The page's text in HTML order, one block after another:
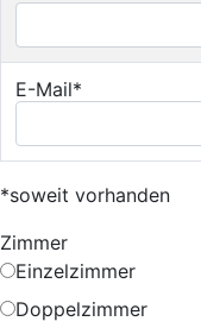
E-Mail*
*soweit vorhanden
Zimmer
Einzelzimmer
Doppelzimmer